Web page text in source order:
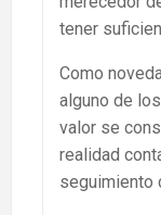
tener
Como
alguno de
valor se
realidad
seguimiento